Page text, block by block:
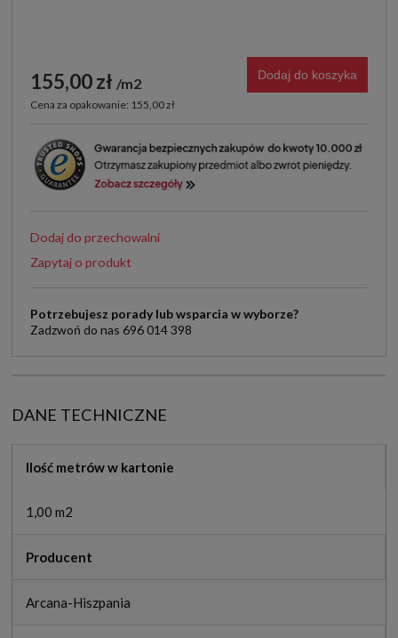
155,00 zł m2
Cena za opakowanie: 155,00 zł
Dodaj do koszyka
Dodaj do przechowalni
Zapytaj o produkt
Potrzebujesz porady lub wsparcia w wyborze?
Zadzwoń do nas 696 014 398
DANE TECHNICZNE
Ilość metrów w kartonie
1,00 m2
Producent
Arcana-Hiszpania